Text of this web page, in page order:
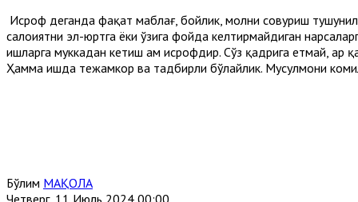
Исроф деганда фақат маблағ, бойлик, молни совуриш
салоҳиятни эл-юртга ёки ўзига фойда келтирмайдиган
ишларга муккадан кетиш ҳам исрофдир. Сўз қадрига етмай, ҳар
Ҳамма ишда тежамкор ва тадбирли бўлайлик. Мусулмони
Бўлим МАҚОЛА
Четверг, 11 Июль 2024 00:00